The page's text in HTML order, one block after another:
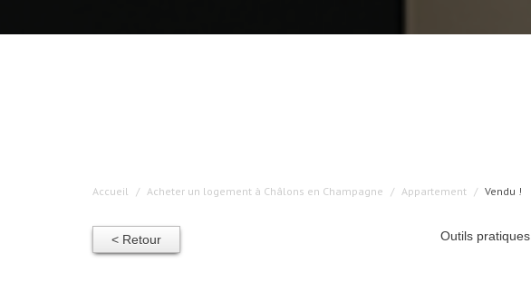
Accueil Acheter un logement à Châlons en Champagne Appartement Vendu !
< Retour Outils pratiques